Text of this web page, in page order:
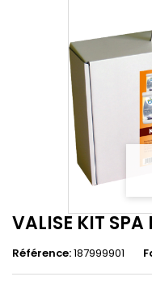
VALISE KIT SPA
Référence:187999901